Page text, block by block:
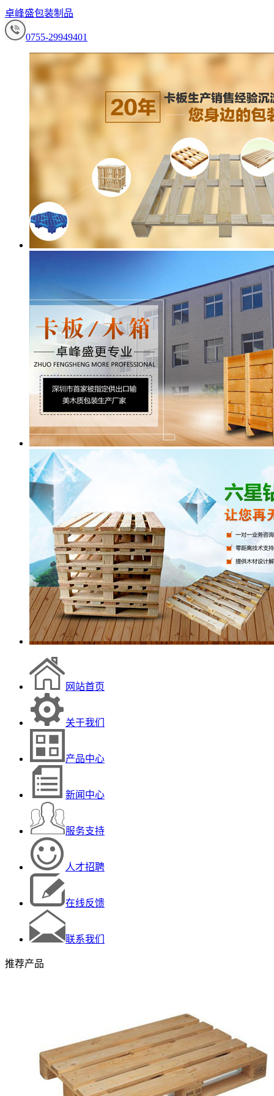
卓峰盛包装制品
0755-29949401
网站首页
关于我们
产品中心
新闻中心
服务支持
人才招聘
在线反馈
联系我们
推荐产品